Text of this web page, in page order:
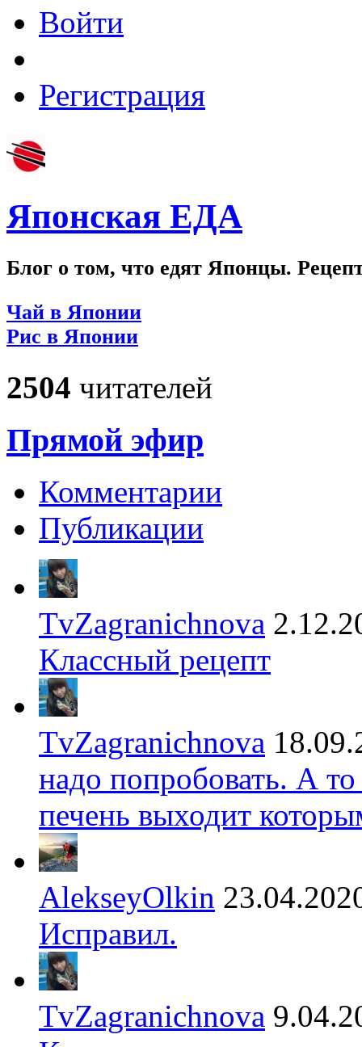
Войти
Регистрация
Японская ЕДА
Блог о том, что едят Японцы.
Чай в Японии
Рис в Японии
2504 читателей
Прямой эфир
Комментарии
Публикации
TvZagranichnova
Классный рецепт
TvZagranichnova
надо попробовать. А
печень выходит
AlekseyOlkin
Исправил.
TvZagranichnova